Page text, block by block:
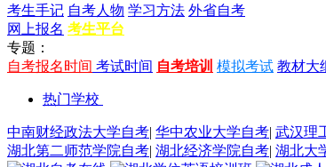
考生手记 自考人物 学习方法 外省自考
网上报名 考生平台
专题：
自考报名时间 考试时间 自考培训 模拟考试 教材大
热门学校
中南财经政法大学自考| 华中农业大学自考| 武汉理
湖北第二师范学院自考| 湖北经济学院自考| 湖北大